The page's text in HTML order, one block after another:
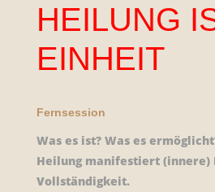
HEILUNG
EINHEIT
Fernsession
Was es ist? Was es
Heilung manifestiert (innere)
Vollständigkeit.